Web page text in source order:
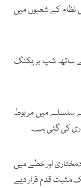
نظام کے شعبوں میں
ساتھ شپ بریکنگ
سلسلے میں مربوط
کی گئی ہے۔
اور خطے میں
مثبت قدم قرار دیے